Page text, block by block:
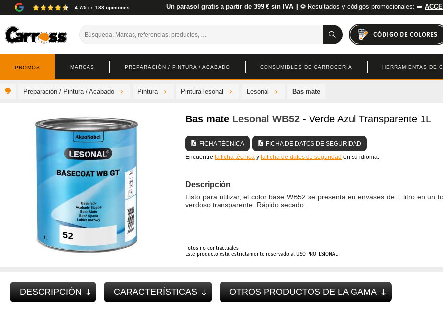
4.7/5 en 188 opiniones Un parasol gratis a partir de 399 € sin IVA || ⚽ Resultados y códigos promocionales: ➡️
CÓDIGO DE COLORES
PREPARACIÓN / PINTURA / ACABADO CONSUMIBLES DE CARROCERÍA HERRAMIENTAS DE
MARCAS
PROMOS
Preparación / Pintura / Acabado Pintura Pintura lesonal Lesonal Bas mate
Bas mate Lesonal WB52 - Verde Azul Transparente 1L
FICHA TÉCNICA
FICHA DE DATOS DE SEGURIDAD
Encuentre la ficha técnica y la ficha de datos de seguridad en su idioma.
Descripción
Listo para utilizar, el color base WB52 se presenta en envases de 1 litro en un
verdoso transparente. Rápido secado.
Fotos no contractuales
Este producto está estrictamente reservado al USO PROFESIONAL
DESCRIPCIÓN CARACTERÍSTICAS OTROS PRODUCTOS DE LA GAMA